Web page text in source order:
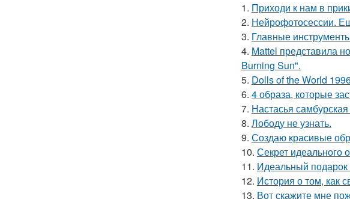
1. Приходи к нам в
2. Нейрофотосессии.
3. Главные
4. Mattel представила
Burning Sun".
5. Dolls of the World
6. 4 образа, которые
7. Настасья
8. Лободу не узнать.
9. Создаю красивые
10. Секрет идеального
11. Идеальный подарок
12. История о том, как
13. Вот скажите мне